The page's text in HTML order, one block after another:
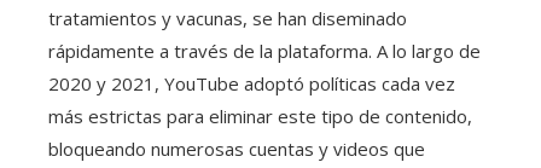
tratamientos y vacunas, se han diseminado
rápidamente a través de la plataforma. A lo largo de
2020 y 2021, YouTube adoptó políticas cada vez
más estrictas para eliminar este tipo de contenido,
bloqueando numerosas cuentas y videos que